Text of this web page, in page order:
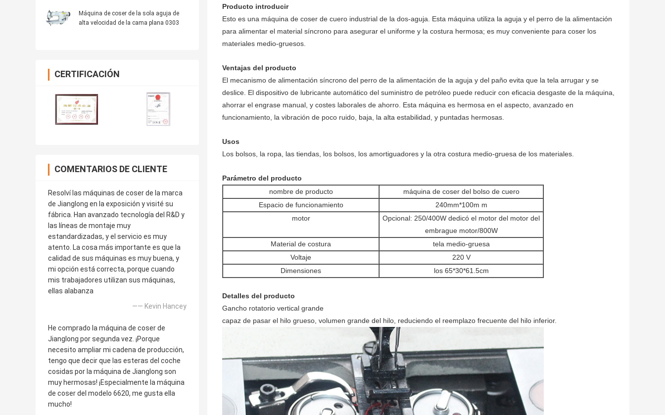
Máquina de coser de la sola aguja de
alta velocidad de la cama plana 0303
CERTIFICACIÓN
COMENTARIOS DE CLIENTE
Resolví las máquinas de coser de la marca
de Jianglong en la exposición y visité su
fábrica. Han avanzado tecnología del R&D y
las líneas de montaje muy
estandardizadas, y el servicio es muy
atento. La cosa más importante es que la
calidad de sus máquinas es muy buena, y
mi opción está correcta, porque cuando
mis trabajadores utilizan sus máquinas,
ellas alabanza
—— Kevin Hancey
He comprado la máquina de coser de
Jianglong por segunda vez. ¡Porque
necesito ampliar mi cadena de producción,
tengo que decir que las esteras del coche
cosidas por la máquina de Jianglong son
muy hermosas! ¡Especialmente la máquina
de coser del modelo 6620, me gusta ella
mucho!
Producto introducir
Esto es una máquina de coser de cuero industrial de la dos-aguja. Esta máquina utiliza la aguja y el perro de la alimentación
para alimentar el material síncrono para asegurar el uniforme y la costura hermosa; es muy conveniente para coser los
materiales medio-gruesos.
Ventajas del producto
El mecanismo de alimentación síncrono del perro de la alimentación de la aguja y del paño evita que la tela arrugar y se
deslice. El dispositivo de lubricante automático del suministro de petróleo puede reducir con eficacia desgaste de la máquina,
ahorrar el engrase manual, y costes laborales de ahorro. Esta máquina es hermosa en el aspecto, avanzado en
funcionamiento, la vibración de poco ruido, baja, la alta estabilidad, y puntadas hermosas.
Usos
Los bolsos, la ropa, las tiendas, los bolsos, los amortiguadores y la otra costura medio-gruesa de los materiales.
Parámetro del producto
nombre de producto
máquina de coser del bolso de cuero
Espacio de funcionamiento
240mm*100m m
motor
Opcional: 250/400W dedicó el motor del motor del
embrague motor/800W
Material de costura
tela medio-gruesa
Voltaje
220 V
Dimensiones
los 65*30*61.5cm
Detalles del producto
Gancho rotatorio vertical grande
capaz de pasar el hilo grueso, volumen grande del hilo, reduciendo el reemplazo frecuente del hilo inferior.